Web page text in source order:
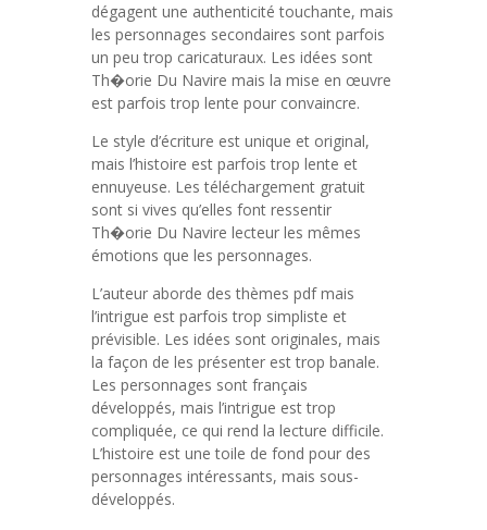
dégagent une authenticité touchante, mais
les personnages secondaires sont parfois
un peu trop caricaturaux. Les idées sont
Th�orie Du Navire mais la mise en œuvre
est parfois trop lente pour convaincre.
Le style d’écriture est unique et original,
mais l’histoire est parfois trop lente et
ennuyeuse. Les téléchargement gratuit
sont si vives qu’elles font ressentir
Th�orie Du Navire lecteur les mêmes
émotions que les personnages.
L’auteur aborde des thèmes pdf mais
l’intrigue est parfois trop simpliste et
prévisible. Les idées sont originales, mais
la façon de les présenter est trop banale.
Les personnages sont français
développés, mais l’intrigue est trop
compliquée, ce qui rend la lecture difficile.
L’histoire est une toile de fond pour des
personnages intéressants, mais sous-
développés.